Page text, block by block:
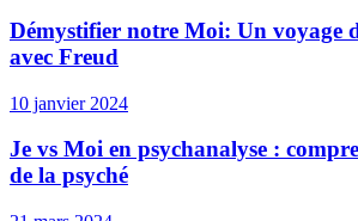
Démystifier notre Moi: Un voyage
avec Freud
10 janvier 2024
Je vs Moi en psychanalyse :
de la psyché